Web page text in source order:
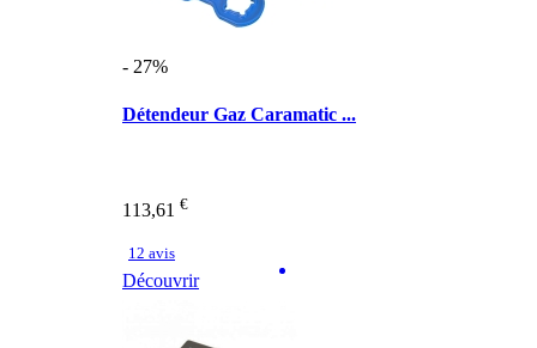
- 27%
Détendeur Gaz Caramatic ...
113,61 €
12 avis
Découvrir